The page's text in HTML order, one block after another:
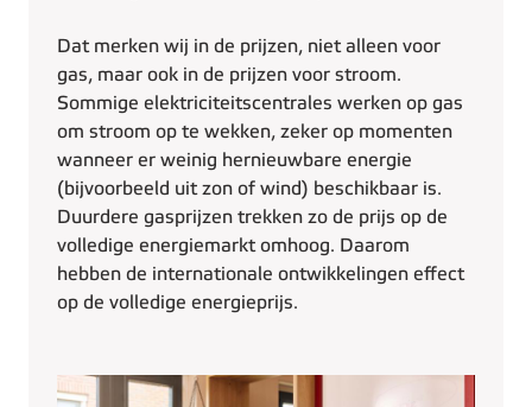
Dat merken wij in de prijzen, niet alleen voor
gas, maar ook in de prijzen voor stroom.
Sommige elektriciteits­centrales werken op gas
om stroom op te wekken, zeker op momenten
wanneer er weinig hernieuwbare energie
(bijvoorbeeld uit zon of wind) beschikbaar is.
Duurdere gasprijzen trekken zo de prijs op de
volledige energiemarkt omhoog. Daarom
hebben de internationale ontwikkelingen effect
op de volledige energieprijs.